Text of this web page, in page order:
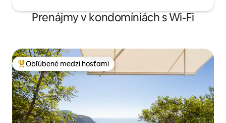
Prenájmy v kondomíniách s Wi-Fi
Najobľúbenejšie medzi hosťami
Obľúbené medzi hosťami